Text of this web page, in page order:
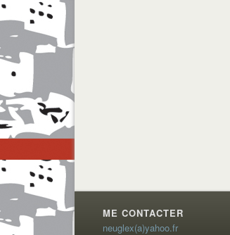
ME CONTACTER
neuglex(a)yahoo.fr